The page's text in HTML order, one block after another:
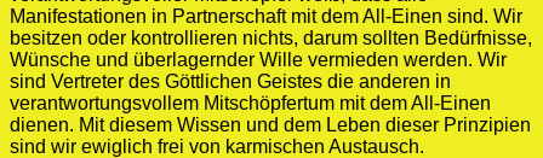
Manifestationen in Partnerschaft mit dem All-Einen sind. Wir
besitzen oder kontrollieren nichts, darum sollten Bedürfnisse,
Wünsche und überlagernder Wille vermieden werden. Wir
sind Vertreter des Göttlichen Geistes die anderen in
verantwortungsvollem Mitschöpfertum mit dem All-Einen
dienen. Mit diesem Wissen und dem Leben dieser Prinzipien
sind wir ewiglich frei von karmischen Austausch.